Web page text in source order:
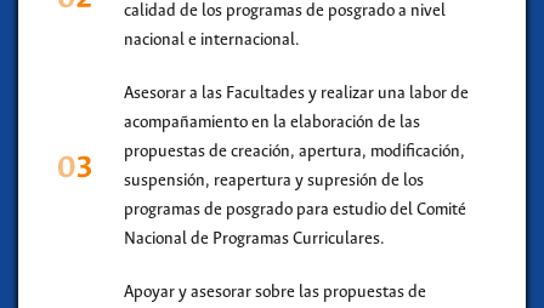
calidad de los programas de posgrado a nivel
nacional e internacional.
Asesorar a las Facultades y realizar una labor de
acompañamiento en la elaboración de las
propuestas de creación, apertura, modificación,
suspensión, reapertura y supresión de los
programas de posgrado para estudio del Comité
Nacional de Programas Curriculares.
Apoyar y asesorar sobre las propuestas de